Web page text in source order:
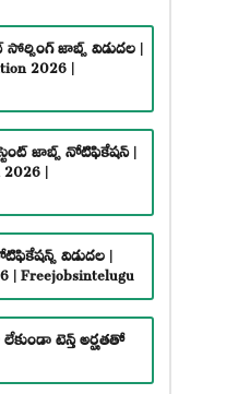
జాబ్స్ విడుదల |
2026 |
జాబ్స్ నోటిఫికేషన్ |
|
విడుదల |
| Freejobsintelugu
టెన్త్ అర్హతతో